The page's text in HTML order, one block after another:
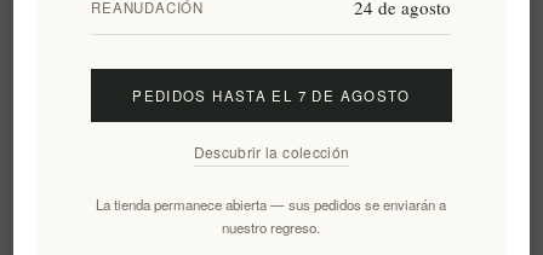
Suscribirse Desuscribirse
REANUDACIÓN 24 de agosto
PEDIDOS HASTA EL 7 DE AGOSTO
Descubrir la colección
La tienda permanece abierta — sus pedidos se enviarán a
nuestro regreso.